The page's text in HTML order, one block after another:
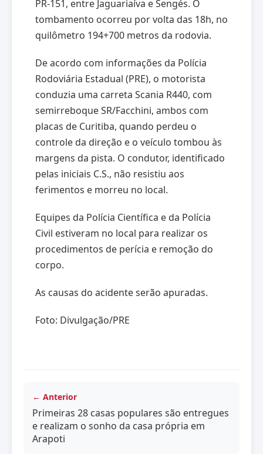
PR-151, entre Jaguariaíva e Sengés. O
tombamento ocorreu por volta das 18h, no
quilômetro 194+700 metros da rodovia.
De acordo com informações da Polícia
Rodoviária Estadual (PRE), o motorista
conduzia uma carreta Scania R440, com
semirreboque SR/Facchini, ambos com
placas de Curitiba, quando perdeu o
controle da direção e o veículo tombou às
margens da pista. O condutor, identificado
pelas iniciais C.S., não resistiu aos
ferimentos e morreu no local.
Equipes da Polícia Científica e da Polícia
Civil estiveram no local para realizar os
procedimentos de perícia e remoção do
corpo.
As causas do acidente serão apuradas.
Foto: Divulgação/PRE
← Anterior
Primeiras 28 casas populares são entregues
e realizam o sonho da casa própria em
Arapoti